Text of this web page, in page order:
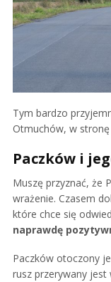
Tym bardzo
Otmuchów, w
Paczków i
Muszę przyznać, że
wrażenie. Czasem
które chce się
naprawdę
Paczków otoczony
rusz przerywany